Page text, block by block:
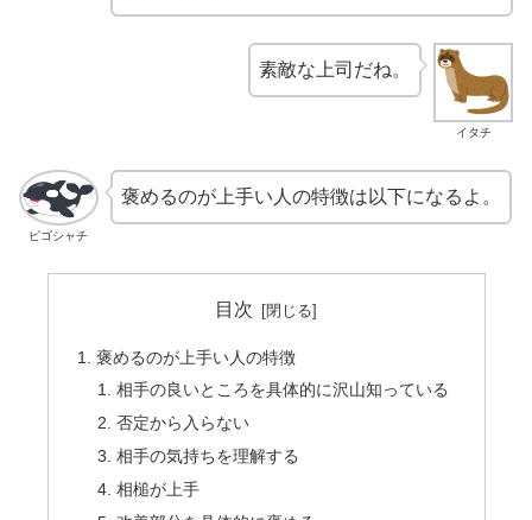
イタチ
素敵な上司だね。
ピゴシャチ
褒めるのが上手い人の特徴は以下になるよ。
目次
褒めるのが上手い人の特徴
相手の良いところを具体的に沢山知っている
否定から入らない
相手の気持ちを理解する
相槌が上手